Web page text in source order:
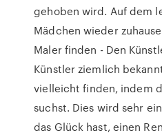
gehoben wird. Auf dem
Mädchen wieder
Maler finden - Den
Künstler ziemlich
vielleicht finden, indem
suchst. Dies wird sehr
das Glück hast, einen